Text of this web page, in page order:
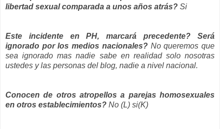
libertad sexual comparada a unos años atrás? Si
Este incidente en PH, marcará precedente?
Será
ignorado por los medios nacionales?No queremos que
sea ignorado mas nadie sabe en realidad solo nosotras
ustedes y las personas del blog, nadie a nivel nacional.
Conocen de otros atropellos a parejas homosexuales
en otros establecimientos? No (L) si(K)